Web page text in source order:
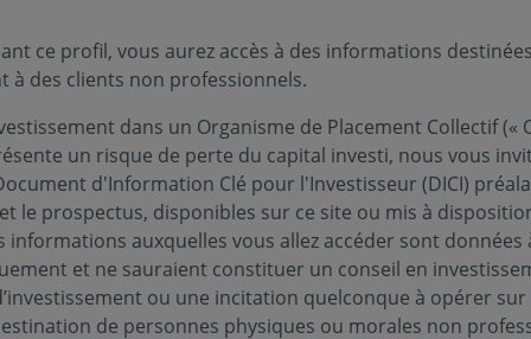
non-
-
ce profil, vous aurez accès à des informations
à des clients non professionnels.
dans un Organisme de Placement Collectif («
un risque de perte du capital investi, nous vous
d'Information Clé pour l'Investisseur (DICI)
le prospectus, disponibles sur ce site ou mis à
informations auxquelles vous allez accéder sont données
et ne sauraient constituer un conseil en
ou une incitation quelconque à opérer sur
de personnes physiques ou morales non